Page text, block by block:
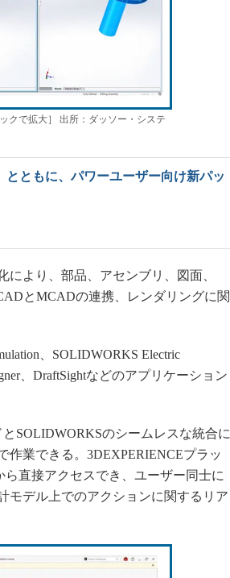
植物工場
知財マネジメント
グローバル設計・開発
制御セキュリティ
クで拡大］ 出所：ダッソー・システ
ともに、パワーユーザー向け新パッ
より、部品、アセンブリ、図面、
とMCADの連携、レンダリングに関
、SOLIDWORKS Electric
、DraftSightなどのアプリケーション
SOLIDWORKSのシームレスな統合に
作業できる。3DEXPERIENCEプラッ
直接アクセスでき、ユーザー同士に
モデル上でのアクションに関するリア